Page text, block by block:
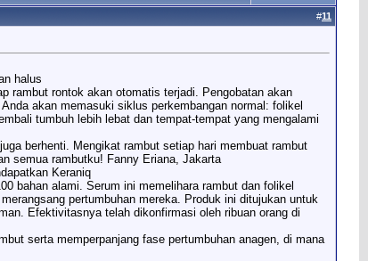
#11
halus
rambut rontok akan otomatis terjadi. Pengobatan akan
akan memasuki siklus perkembangan normal: folikel
tumbuh lebih lebat dan tempat-tempat yang mengalami
berhenti. Mengikat rambut setiap hari membuat rambut
semua rambutku! Fanny Eriana, Jakarta
Keraniq
bahan alami. Serum ini memelihara rambut dan folikel
pertumbuhan mereka. Produk ini ditujukan untuk
Efektivitasnya telah dikonfirmasi oleh ribuan orang di
serta memperpanjang fase pertumbuhan anagen, di mana